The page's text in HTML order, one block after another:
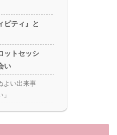
ピティ』と
ットセッシ
い
よい出来事